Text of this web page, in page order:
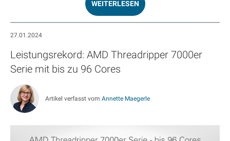
WEITERLESEN
27.01.2024
Leistungsrekord: AMD Threadripper 7000er
Serie mit bis zu 96 Cores
Artikel verfasst vom Annette Maegerle